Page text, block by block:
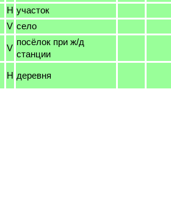
H участок
V село
V
посёлок при ж/д
станции
H деревня